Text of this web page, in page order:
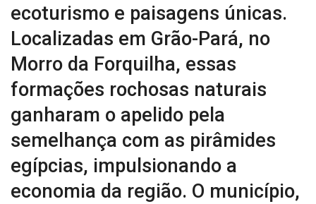
ecoturismo e paisagens únicas.
Localizadas em Grão-Pará, no
Morro da Forquilha, essas
formações rochosas naturais
ganharam o apelido pela
semelhança com as pirâmides
egípcias, impulsionando a
economia da região. O município,